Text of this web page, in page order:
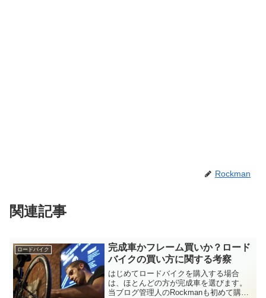
Rockman
関連記事
ロードバイク
完成車かフレーム買いか？ロード
バイクの買い方に関する考察
はじめてロードバイクを購入する場合
は、ほとんどの方が完成車を選びます。
当ブログ管理人のRockmanも初めて購入